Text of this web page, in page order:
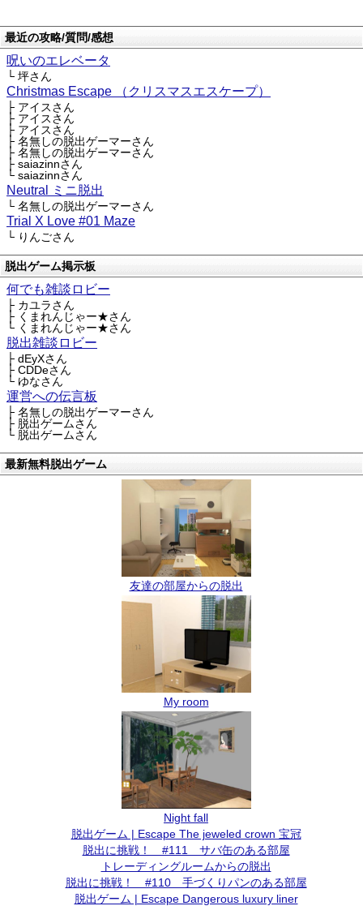
最近の攻略/質問/感想
呪いのエレベータ
└ 坪さん
Christmas Escape （クリスマスエスケープ）
├ アイスさん
├ アイスさん
├ アイスさん
├ 名無しの脱出ゲーマーさん
├ 名無しの脱出ゲーマーさん
├ saiazinnさん
└ saiazinnさん
Neutral ミニ脱出
└ 名無しの脱出ゲーマーさん
Trial X Love #01 Maze
└ りんごさん
脱出ゲーム掲示板
何でも雑談ロビー
├ カユラさん
├ くまれんじゃー★さん
└ くまれんじゃー★さん
脱出雑談ロビー
├ dEyXさん
├ CDDeさん
└ ゆなさん
運営への伝言板
├ 名無しの脱出ゲーマーさん
├ 脱出ゲームさん
└ 脱出ゲームさん
最新無料脱出ゲーム
友達の部屋からの脱出
My room
Night fall
脱出ゲーム | Escape The jeweled crown 宝冠
脱出に挑戦！ #111 サバ缶のある部屋
トレーディングルームからの脱出
脱出に挑戦！ #110 手づくりパンのある部屋
脱出ゲーム | Escape Dangerous luxury liner